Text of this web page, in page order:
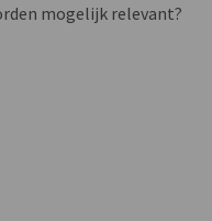
mogelijk relevant?